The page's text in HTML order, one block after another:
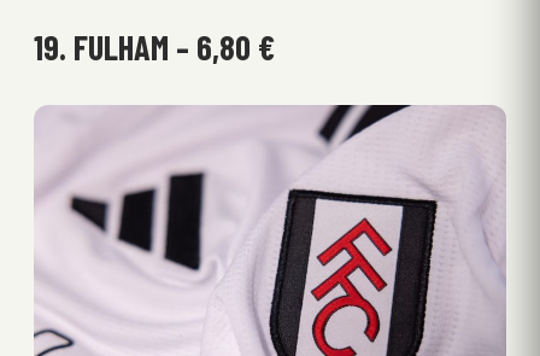
19. FULHAM – 6,80 €